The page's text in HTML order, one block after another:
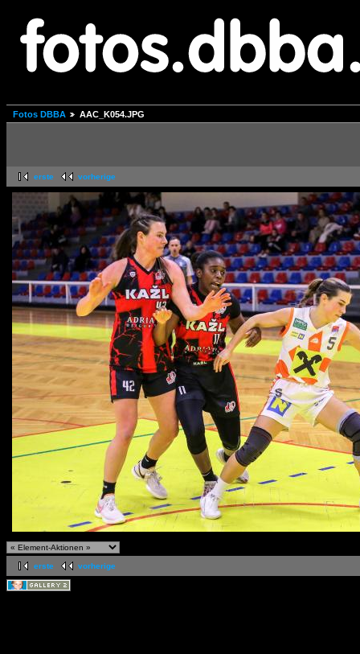
Fotos DBBA AAC_K054.JPG
erste vorherige
erste vorherige